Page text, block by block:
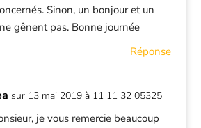
Sinon, un bonjour et un
gênent pas. Bonne journée
Réponse
sur 13 mai 2019 à 11 11 32 05325
je vous remercie beaucoup